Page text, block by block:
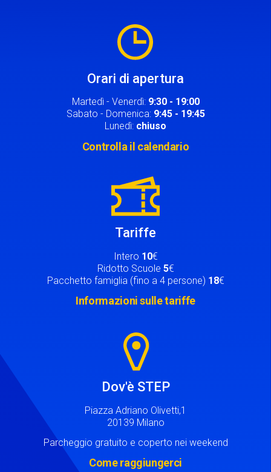
Orari di apertura
Martedì - Venerdì: 9:30 - 19:00
Sabato - Domenica: 9:45 - 19:45
Lunedì: chiuso
Controlla il calendario
Tariffe
Intero 10€
Ridotto Scuole 5€
Pacchetto famiglia (fino a 4 persone) 18€
Informazioni sulle tariffe
Dov'è STEP
Piazza Adriano Olivetti,1
20139 Milano
Parcheggio gratuito e coperto nei weekend
Come raggiungerci